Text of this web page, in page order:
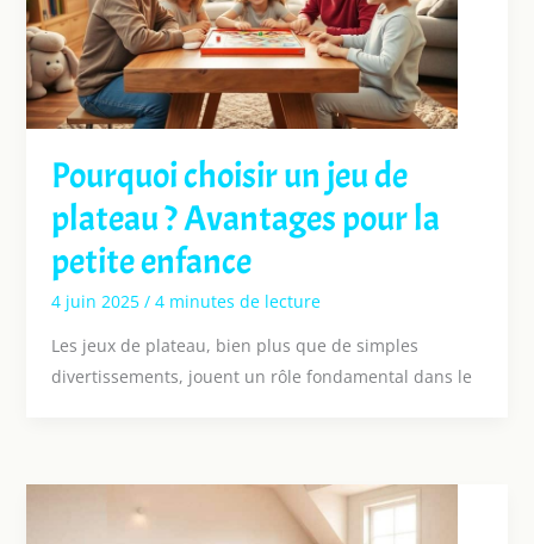
Pourquoi choisir un jeu de
plateau ? Avantages pour la
petite enfance
4 juin 2025 / 4 minutes de lecture
Les jeux de plateau, bien plus que de simples
divertissements, jouent un rôle fondamental dans le